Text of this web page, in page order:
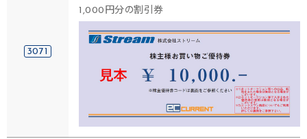
3071
1,000円分の割引券